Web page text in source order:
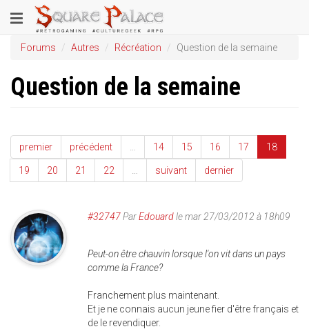
au
contenu
principal
Toggle
navigation
Forums Autres Récréation Question de la semaine
Question de la semaine
premier précédent 14 15 16 17 18
19 20 21 22 suivant dernier
#32747ParEdouardle mar 27/03/2012 à 18h09
Peut-on être chauvin lorsque l'on vit dans un pays
comme la France?
Franchement plus maintenant.
Et je ne connais aucun jeune fier d'être français et
de le revendiquer.